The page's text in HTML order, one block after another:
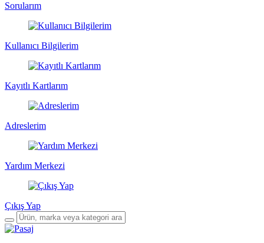
Sorularım
Kullanıcı Bilgilerim
Kayıtlı Kartlarım
Adreslerim
Yardım Merkezi
Çıkış Yap